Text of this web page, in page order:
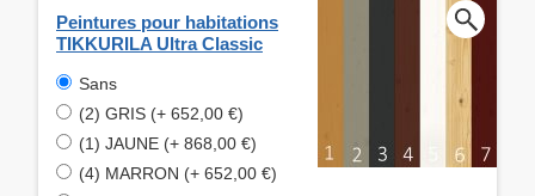
Peintures pour habitations
TIKKURILA Ultra Classic
Sans
(2) GRIS (+ 652,00 €)
(1) JAUNE (+ 868,00 €)
(4) MARRON (+ 652,00 €)